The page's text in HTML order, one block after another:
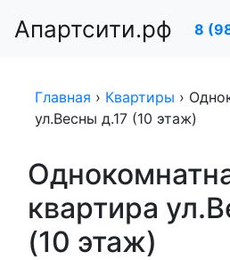
Апартсити.рф 8
Главная › Квартиры ›
ул.Весны д.17 (10 этаж)
квартира
(10 этаж)